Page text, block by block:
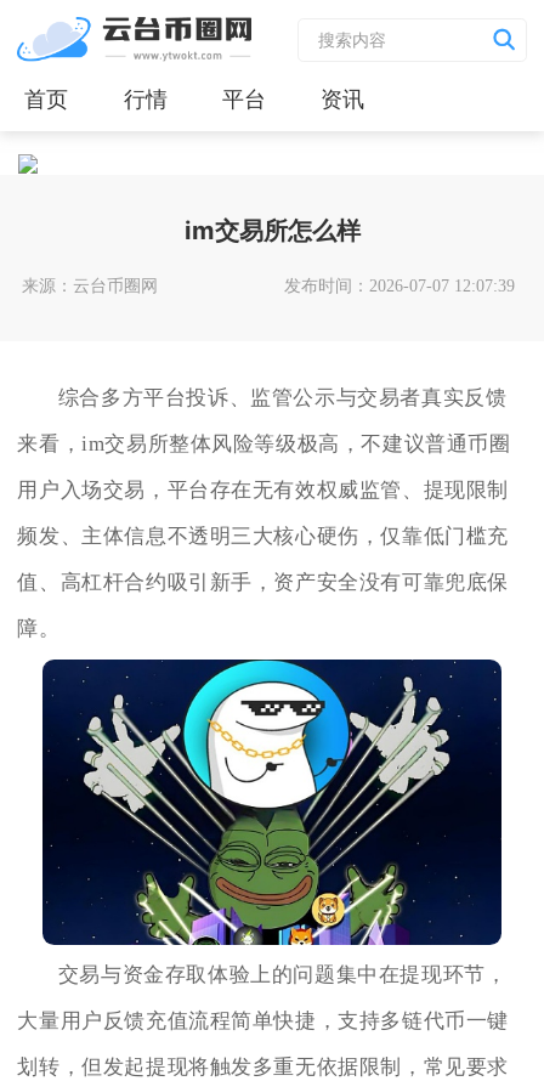
首页 行情 平台 资讯
im交易所怎么样
来源：云台币圈网 发布时间：2026-07-07 12:07:39
综合多方平台投诉、监管公示与交易者真实反馈
来看，im交易所整体风险等级极高，不建议普通币圈
用户入场交易，平台存在无有效权威监管、提现限制
频发、主体信息不透明三大核心硬伤，仅靠低门槛充
值、高杠杆合约吸引新手，资产安全没有可靠兜底保
障。
交易与资金存取体验上的问题集中在提现环节，
大量用户反馈充值流程简单快捷，支持多链代币一键
划转，但发起提现将触发多重无依据限制，常见要求